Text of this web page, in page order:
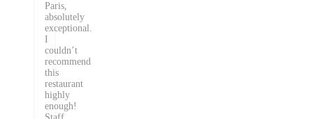
Paris,
absolutely
exceptional.
I
couldn’t
recommend
this
restaurant
highly
enough!